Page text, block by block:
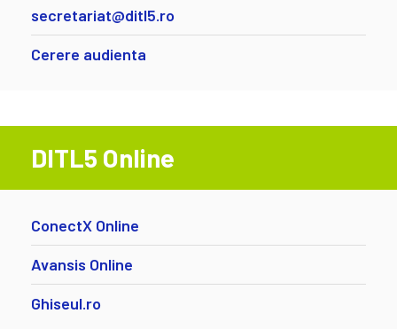
secretariat@ditl5.ro
Cerere audienta
DITL5 Online
ConectX Online
Avansis Online
Ghiseul.ro